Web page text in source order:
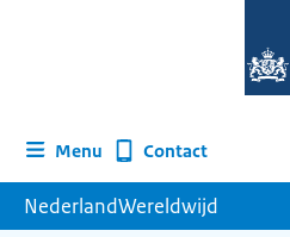
homepage
Menu Contact
NederlandWereldwijd